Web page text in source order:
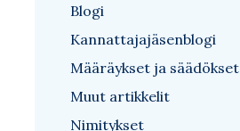
Blogi
Kannattajajäsenblogi
Määräykset ja säädökset
Muut artikkelit
Nimitykset